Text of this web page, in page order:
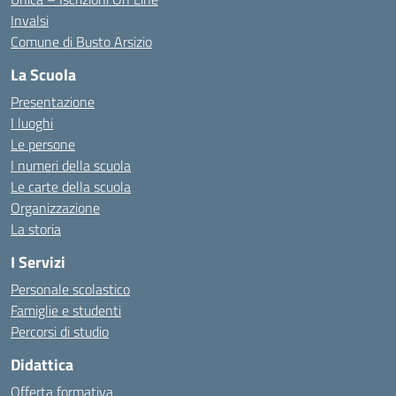
Invalsi
Comune di Busto Arsizio
La Scuola
Presentazione
I luoghi
Le persone
I numeri della scuola
Le carte della scuola
Organizzazione
La storia
I Servizi
Personale scolastico
Famiglie e studenti
Percorsi di studio
Didattica
Offerta formativa